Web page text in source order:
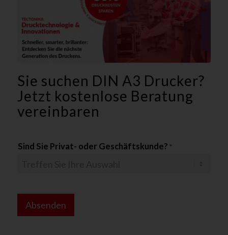
Sie suchen DIN A3 Drucker?
Jetzt kostenlose Beratung
vereinbaren
Sind Sie Privat- oder Geschäftskunde? *
D
G
Absenden